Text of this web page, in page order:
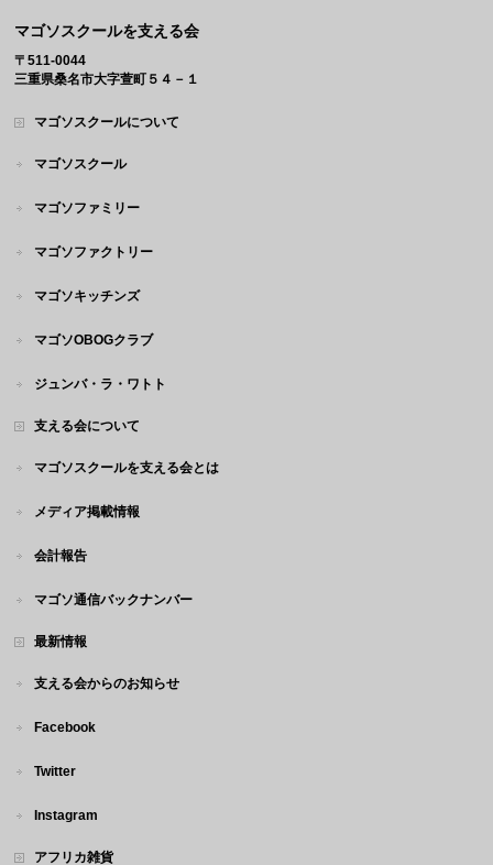
マゴソスクールを支える会
〒511-0044
三重県桑名市大字萱町５４－１
マゴソスクールについて
マゴソスクール
マゴソファミリー
マゴソファクトリー
マゴソキッチンズ
マゴソOBOGクラブ
ジュンバ・ラ・ワトト
支える会について
マゴソスクールを支える会とは
メディア掲載情報
会計報告
マゴソ通信バックナンバー
最新情報
支える会からのお知らせ
Facebook
Twitter
Instagram
アフリカ雑貨